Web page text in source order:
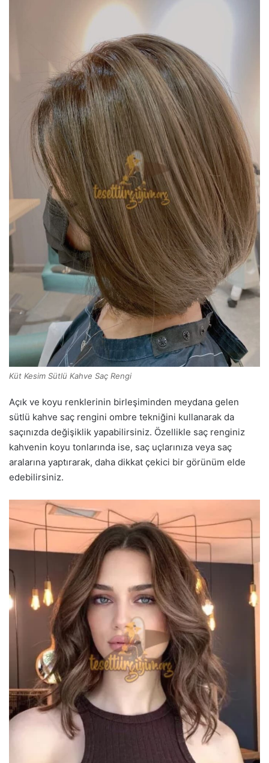
Küt Kesim Sütlü Kahve Saç Rengi
Açık ve koyu renklerinin birleşiminden meydana gelen
sütlü kahve saç rengini ombre tekniğini kullanarak da
saçınızda değişiklik yapabilirsiniz. Özellikle saç renginiz
kahvenin koyu tonlarında ise, saç uçlarınıza veya saç
aralarına yaptırarak, daha dikkat çekici bir görünüm elde
edebilirsiniz.